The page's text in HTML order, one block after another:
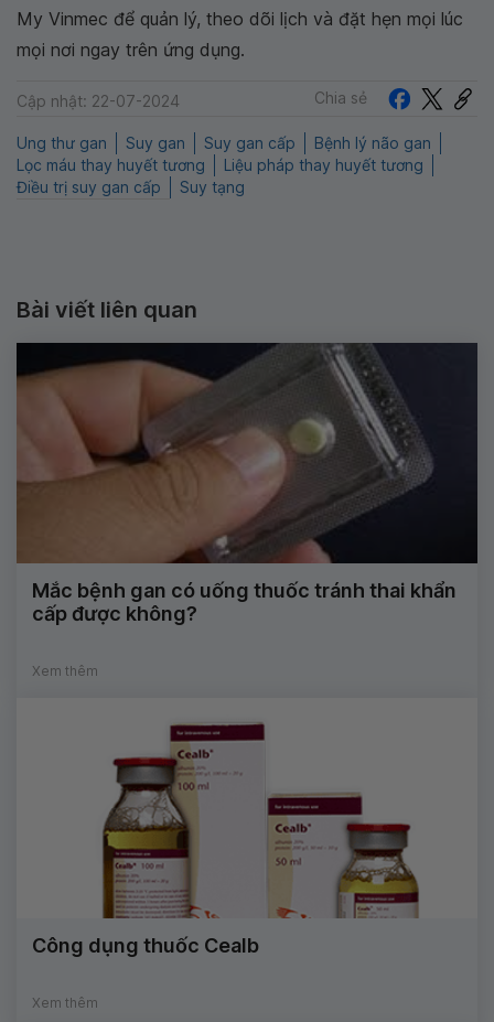
My Vinmec để quản lý, theo dõi lịch và đặt hẹn mọi lúc
mọi nơi ngay trên ứng dụng.
Cập nhật: 22-07-2024 Chia sẻ
Ung thư gan Suy gan Suy gan cấp
Bệnh lý não gan
Lọc máu thay huyết tương
Liệu pháp thay huyết tương
Điều trị suy gan cấp
Suy tạng
Bài viết liên quan
Mắc bệnh gan có uống thuốc tránh thai khẩn
cấp được không?
Xem thêm
Công dụng thuốc Cealb
Xem thêm